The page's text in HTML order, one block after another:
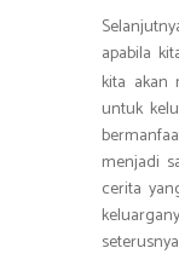
apabila
kita akan
untuk
menjadi
cerita